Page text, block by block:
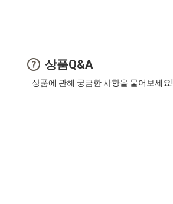
상품Q&A
상품에 관해 궁금한 사항을 물어보세요!